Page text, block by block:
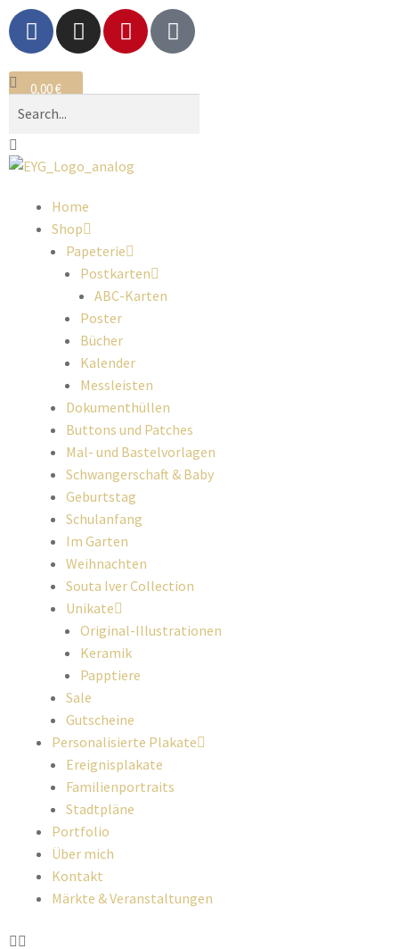
0,00€
Home
Shop
Papeterie
Postkarten
ABC-Karten
Poster
Bücher
Kalender
Messleisten
Dokumenthüllen
Buttons und Patches
Mal- und Bastelvorlagen
Schwangerschaft & Baby
Geburtstag
Schulanfang
Im Garten
Weihnachten
Souta Iver Collection
Unikate
Original-Illustrationen
Keramik
Papptiere
Sale
Gutscheine
Personalisierte Plakate
Ereignisplakate
Familienportraits
Stadtpläne
Portfolio
Über mich
Kontakt
Märkte & Veranstaltungen